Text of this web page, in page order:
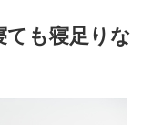
ても寝足りな